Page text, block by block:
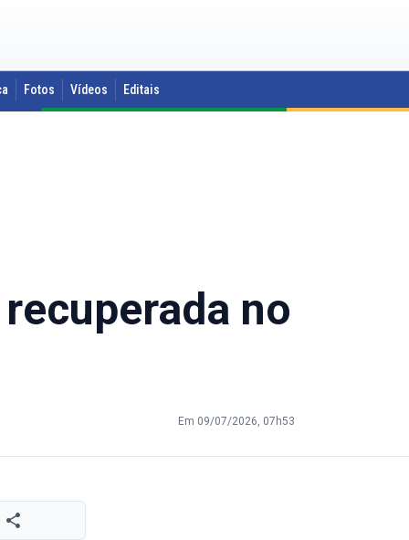
Fotos Vídeos Editais
no
Em 09/07/2026, 07h53